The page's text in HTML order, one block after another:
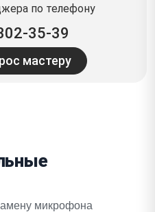
по телефону
35-39
мастеру
микрофона